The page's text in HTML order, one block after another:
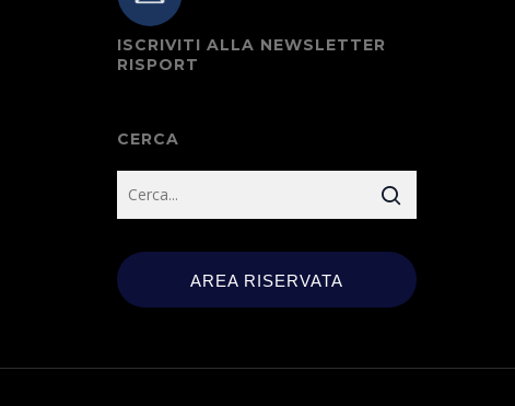
ISCRIVITI ALLA NEWSLETTER
RISPORT
CERCA
AREA RISERVATA